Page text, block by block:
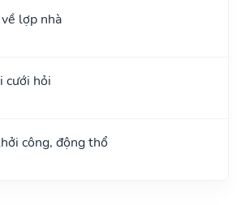
lợp nhà
cưới hỏi
công, động thổ